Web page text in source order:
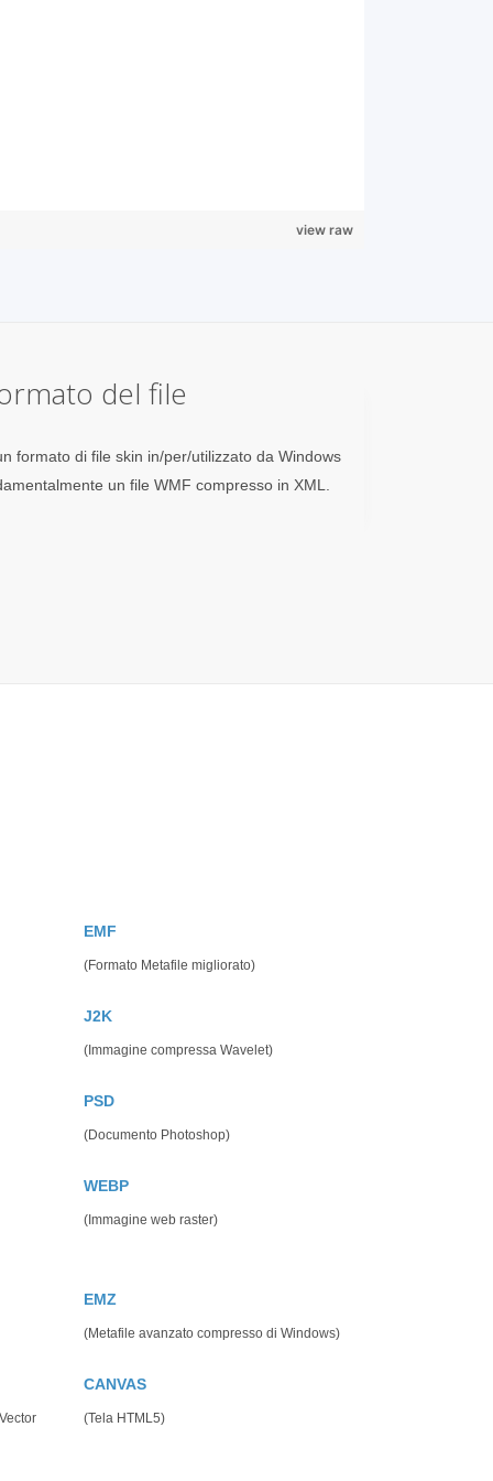
view raw
del file
formato di file skin in/per/utilizzato da Windows
un file WMF compresso in XML.
EMF
(Formato Metafile migliorato)
J2K
(Immagine compressa Wavelet)
PSD
(Documento Photoshop)
WEBP
(Immagine web raster)
EMZ
(Metafile avanzato compresso di Windows)
CANVAS
(Tela HTML5)